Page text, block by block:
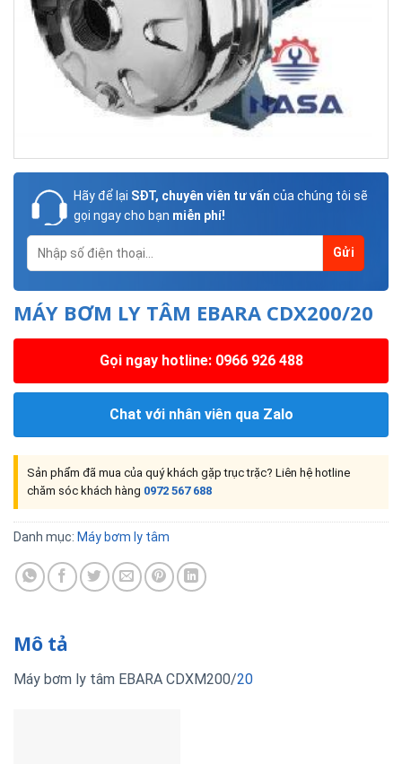
Hãy để lại SĐT, chuyên viên tư vấn của chúng tôi sẽ
gọi ngay cho bạn miễn phí!
MÁY BƠM LY TÂM EBARA CDX200/20
Gọi ngay hotline: 0966 926 488
Chat với nhân viên qua Zalo
Sản phẩm đã mua của quý khách gặp trục trặc? Liên hệ hotline
chăm sóc khách hàng 0972 567 688
Danh mục: Máy bơm ly tâm
Mô tả
Máy bơm ly tâm EBARA CDXM200/20